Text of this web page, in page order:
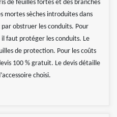
de feuilles fortes et des branches
mortes sèches introduites dans
obstruer les conduits. Pour
faut protéger les conduits. Le
de protection. Pour les coûts
100 % gratuit. Le devis détaille
choisi.